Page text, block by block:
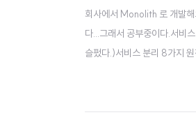
회사에서 Monolith 로 개발해
다...그래서 공부중이다.서비
슬펐다.)서비스 분리 8가지